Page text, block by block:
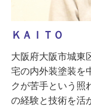
ＫＡＩＴＯ
大阪府大阪市城東
宅の内外装塗装を
クが苦手という照
の経験と技術を活